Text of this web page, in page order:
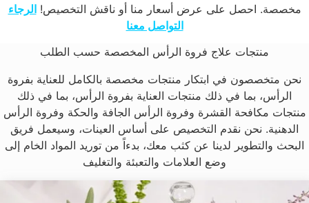
مخصصة. احصل على عرض أسعار منا أو ناقش التخصيص!الرجاء
التواصل معنا
منتجات علاج فروة الرأس المخصصة حسب الطلب
نحن متخصصون في ابتكار منتجات مخصصة بالكامل للعناية بفروة
الرأس، بما في ذلك منتجات العناية بفروة الرأس، بما في ذلك
منتجات مكافحة القشرة وفروة الرأس الجافة والحكة وفروة الرأس
الدهنية. نحن نقدم التخصيص على أساس العينات، وسيعمل فريق
البحث والتطوير لدينا عن كثب معك، بدءاً من توريد المواد الخام إلى
وضع العلامات والتعبئة والتغليف